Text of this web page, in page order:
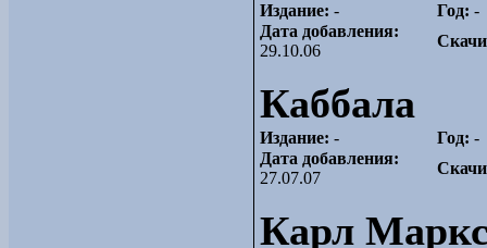
Издание: - Год: -
Дата добавления:
29.10.06
Каббала
Издание: - Год: -
Дата добавления:
27.07.07
Карл